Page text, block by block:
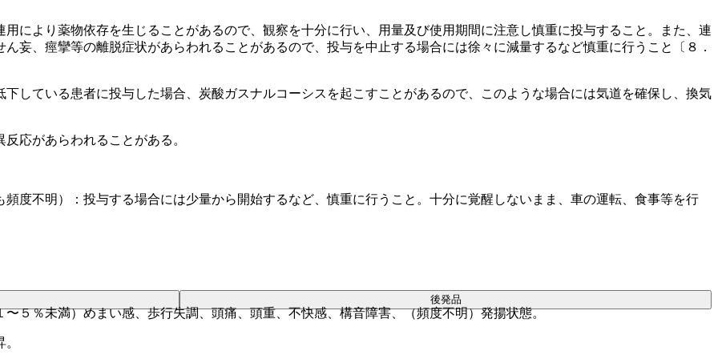
により薬物依存を生じることがあるので、観察を十分に行い、用量及び使用期間に注意し慎重に投与すること。また、連
妄、痙攣等の離脱症状があらわれることがあるので、投与を中止する場合には徐々に減量するなど慎重に行うこと〔８．
している患者に投与した場合、炭酸ガスナルコーシスを起こすことがあるので、このような場合には気道を確保し、換気
応があらわれることがある。
度不明）：投与する場合には少量から開始するなど、慎重に行うこと。十分に覚醒しないまま、車の運転、食事等を行
５％未満）めまい感、歩行失調、頭痛、頭重、不快感、構音障害、（頻度不明）発揚状態。
後発品